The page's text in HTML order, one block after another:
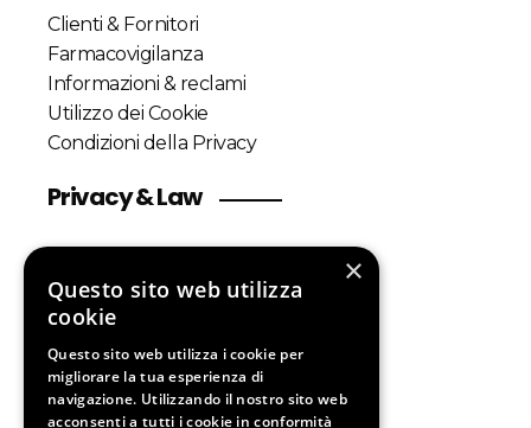
Clienti & Fornitori
Farmacovigilanza
Informazioni & reclami
Utilizzo dei Cookie
Condizioni della Privacy
Privacy & Law
Customers & Suppliers
Pharmacovigilance Policy
Cookie Policy
Privacy Policy
×
Questo sito web utilizza
cookie
Questo sito web utilizza i cookie per
migliorare la tua esperienza di
navigazione. Utilizzando il nostro sito web
acconsenti a tutti i cookie in conformità